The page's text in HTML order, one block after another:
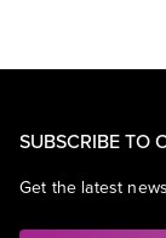
SUBSCRIBE TO
Get the latest